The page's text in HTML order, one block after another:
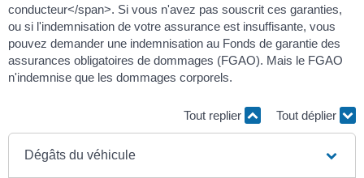
conducteur</span>. Si vous n'avez pas souscrit ces garanties,
ou si l'indemnisation de votre assurance est insuffisante, vous
pouvez demander une indemnisation au Fonds de garantie des
assurances obligatoires de dommages (FGAO). Mais le FGAO
n'indemnise que les dommages corporels.
Tout replier Tout déplier
Dégâts du véhicule